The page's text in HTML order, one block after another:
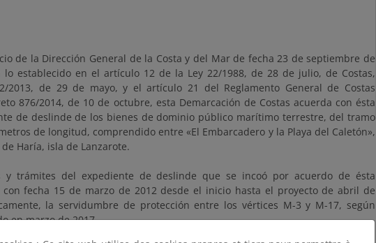
de la Dirección General de la Costa y del Mar de fecha 23 de septiembre de
lo establecido en el artículo 12 de la Ley 22/1988, de 28 de julio, de Costas,
2013, de 29 de mayo, y el artículo 21 del Reglamento General de Costas
876/2014, de 10 de octubre, esta Demarcación de Costas acuerda con ésta
de deslinde de los bienes de dominio público marítimo terrestre, del tramo
de longitud, comprendido entre «El Embarcadero y la Playa del Caletón»,
Haría, isla de Lanzarote.
y trámites del expediente de deslinde que se incoó por acuerdo de ésta
con fecha 15 de marzo de 2012 desde el inicio hasta el proyecto de abril de
la servidumbre de protección entre los vértices M-3 y M-17, según
en marzo de 2017.